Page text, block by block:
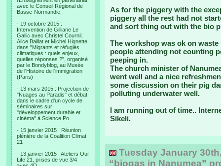
avec le Conseil Régional de
Basse-Normandie.
- 19 octobre 2015 :
Intervention de Gilliane Le
Gallic avec Christel Cournil,
Alice Baillat et Michel Hignette,
dans "Migrants et réfugiés
climatiques : quels enjeux,
quelles réponses ?", organisé
par le Bondyblog, au Musée
de l'Histoire de l'immigration
(Paris)
- 13 mars 2015 : Projection de
"Nuages au Paradis" et débat
dans le cadre d'un cycle de
séminaires sur
"développement durable et
cinéma" à Science Po.
- 15 janvier 2015 : Réunion
plénière de la Coalition Climat
21
- 13 janvier 2015 : Ateliers Our
Life 21, prises de vue 3/4
As for the piggery with the
piggery all the rest had not
and sort thing out with the bio
The workshop was ok on
people attending not counting
peeping in.
The church minister of
went well and a nice
some discussion on their pig
polluting underwater well.
I am running out of time..
Sikeli.
Tuesday January
“biogas in Nanumea”